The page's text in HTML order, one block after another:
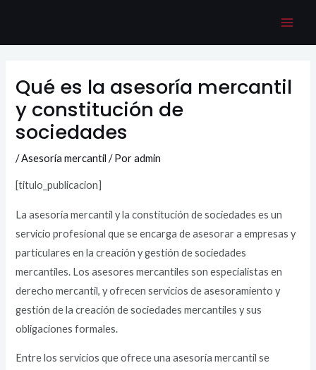
contenido
Qué es la asesoría mercantil
y constitución de
sociedades
/Asesoría mercantil / Poradmin
[titulo_publicacion]
La asesoría mercantil y la constitución de sociedades es un
servicio profesional que se encarga de asesorar a empresas y
particulares en la creación y gestión de sociedades
mercantiles. Los asesores mercantiles son especialistas en
derecho mercantil, y ofrecen servicios de asesoramiento y
gestión de la creación de sociedades mercantiles y sus
obligaciones formales.
Entre los servicios que ofrece una asesoría mercantil se